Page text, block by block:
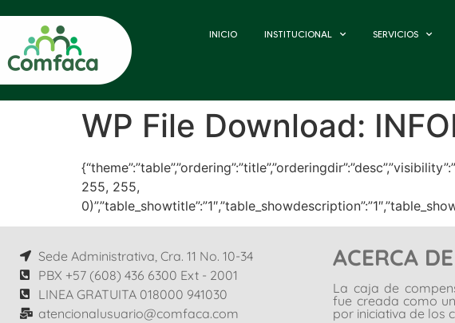
INICIO INSTITUCIONAL SERVICIOS
WP File Download:
255, 255,
Sede Administrativa, Cra. 11 No. 10-34
PBX +57 (608) 436 6300 Ext - 2001
LINEA GRATUITA 018000 941030
atencionalusuario@comfaca.com
ACERCA
La caja de
fue creada como
por iniciativa de los